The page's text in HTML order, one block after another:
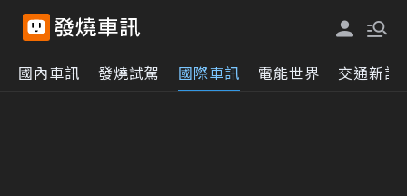
國內車訊 發燒試駕 國際車訊 電能世界 交通新訊